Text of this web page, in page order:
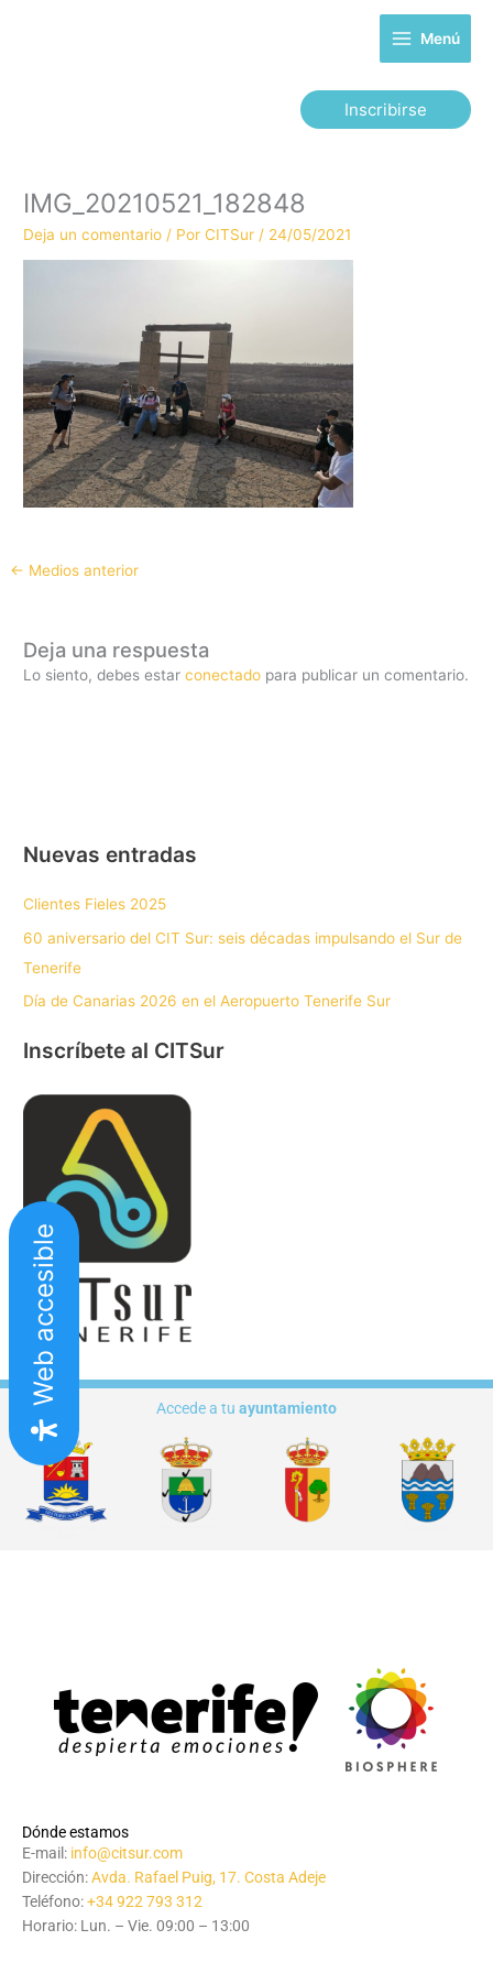
Menú
Inscribirse
IMG_20210521_182848
Deja un comentario / PorCITSur / 24/05/2021
← Medios anterior
Deja una respuesta
Lo siento, debes estarconectado para publicar un comentario.
Nuevas entradas
Clientes Fieles 2025
60 aniversario del CIT Sur: seis décadas impulsando el Sur de
Tenerife
Día de Canarias 2026 en el Aeropuerto Tenerife Sur
Inscríbete al CITSur
Accede a tu ayuntamiento
Dónde estamos
E-mail: info@citsur.com
Dirección:Avda. Rafael Puig, 17. Costa Adeje
Teléfono:+34 922 793 312
Horario: Lun. – Vie. 09:00 – 13:00
Web accesible